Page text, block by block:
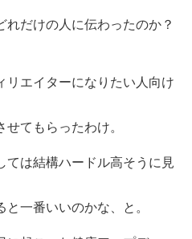
れだけの人に伝わったのか？
リエイターになりたい人向け
てもらったわけ。
ては結構ハードル高そうに見
一番いいのかな、と。